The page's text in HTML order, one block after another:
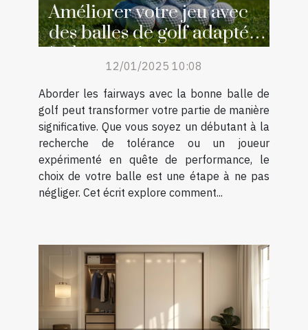
Améliorer votre jeu avec
des balles de golf adaptées
à chaque niveau
12/01/2025 10:08
Aborder les fairways avec la bonne balle de
golf peut transformer votre partie de manière
significative. Que vous soyez un débutant à la
recherche de tolérance ou un joueur
expérimenté en quête de performance, le
choix de votre balle est une étape à ne pas
négliger. Cet écrit explore comment...